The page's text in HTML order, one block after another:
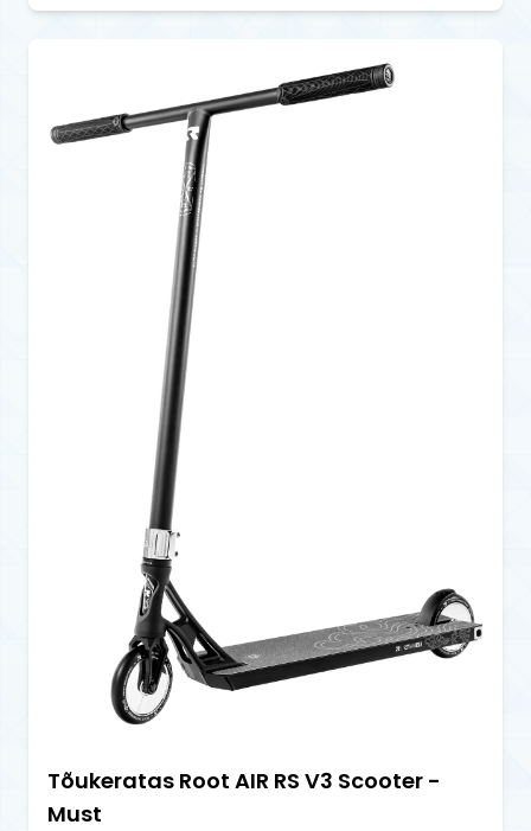
Tõukeratas Root AIR RS V3 Scooter -
Must